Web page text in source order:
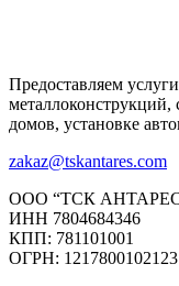
Предоставляем
металлоконструкций,
домов, установке
zakaz@tskantares.com
ООО “ТСК
ИНН 7804684346
КПП: 781101001
ОГРН: 1217800102123